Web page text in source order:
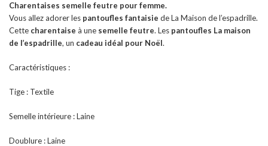
Charentaises semelle feutre pour femme.
Vous allez adorer les pantoufles fantaisie de La Maison de l’espadrille.
Cette charentaise à une semelle feutre. Les pantoufles La maison
de l’espadrille, un cadeau idéal pour Noël.
Caractéristiques :
Tige : Textile
Semelle intérieure : Laine
Doublure : Laine